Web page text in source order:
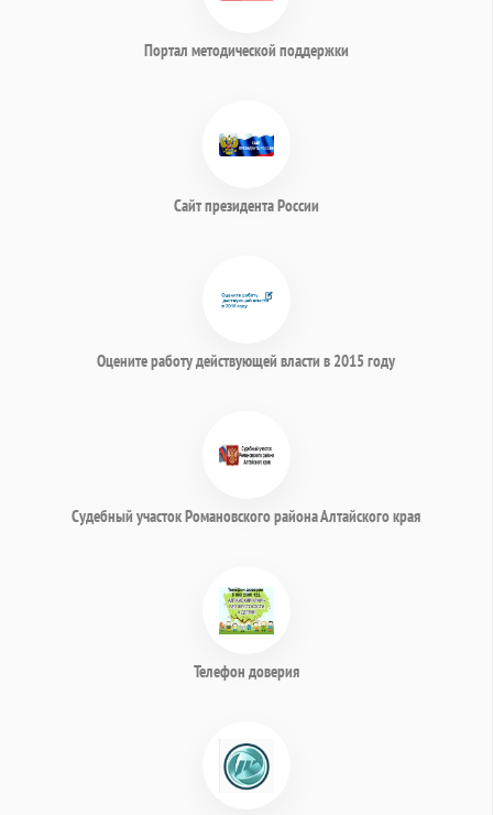
Портал методической поддержки
Сайт президента России
Оцените работу действующей власти в 2015 году
Судебный участок Романовского района Алтайского края
Телефон доверия